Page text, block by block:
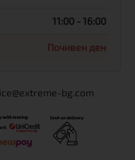
11:00 - 16:00
Почивен ден
bg.com